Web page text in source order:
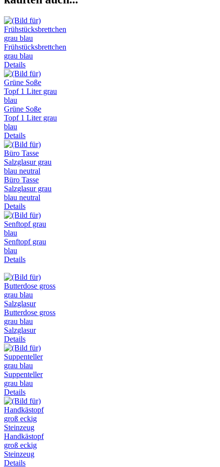
Frühstücksbrettchen
grau blau
Details
Grüne Soße
Topf 1 Liter grau
blau
Details
Büro Tasse
Salzglasur grau
blau neutral
Details
Senftopf grau
blau
Details
Butterdose gross
grau blau
Salzglasur
Details
Suppenteller
grau blau
Details
Handkästopf
groß eckig
Steinzeug
Details